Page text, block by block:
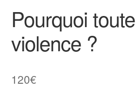
Pourquoi
violence ?
120€